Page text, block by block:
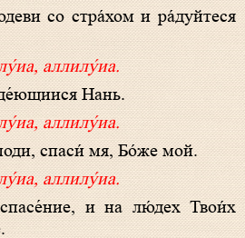
аллилу́иа.
Нань.
аллилу́иа.
спаси́ мя, Бо́же мой.
аллилу́иа.